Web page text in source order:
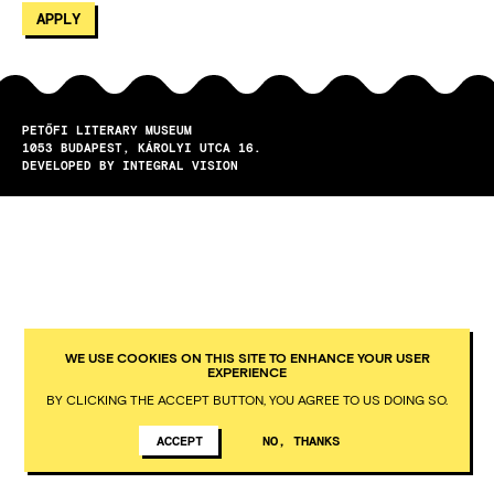
PETŐFI LITERARY MUSEUM
1053
BUDAPEST
KÁROLYI UTCA 16.
DEVELOPED BY INTEGRAL VISION
WE USE COOKIES ON THIS SITE TO ENHANCE YOUR USER
EXPERIENCE
BY CLICKING THE ACCEPT BUTTON, YOU AGREE TO US DOING SO.
ACCEPT NO, THANKS